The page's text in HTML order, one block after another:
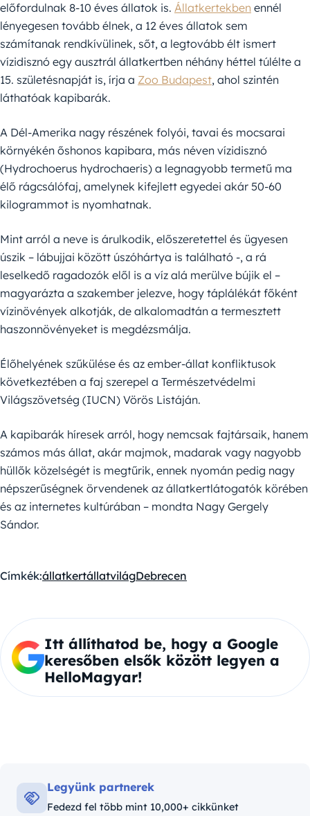
előfordulnak 8-10 éves állatok is. Állatkertekben ennél
lényegesen tovább élnek, a 12 éves állatok sem
számítanak rendkívülinek, sőt, a legtovább élt ismert
vízidisznó egy ausztrál állatkertben néhány héttel túlélte a
15. születésnapját is, írja a Zoo Budapest, ahol szintén
láthatóak kapibarák.
A Dél-Amerika nagy részének folyói, tavai és mocsarai
környékén őshonos kapibara, más néven vízidisznó
(Hydrochoerus hydrochaeris) a legnagyobb termetű ma
élő rágcsálófaj, amelynek kifejlett egyedei akár 50-60
kilogrammot is nyomhatnak.
Mint arról a neve is árulkodik, előszeretettel és ügyesen
úszik – lábujjai között úszóhártya is található -, a rá
leselkedő ragadozók elől is a víz alá merülve bújik el –
magyarázta a szakember jelezve, hogy táplálékát főként
vízinövények alkotják, de alkalomadtán a termesztett
haszonnövényeket is megdézsmálja.
Élőhelyének szűkülése és az ember-állat konfliktusok
következtében a faj szerepel a Természetvédelmi
Világszövetség (IUCN) Vörös Listáján.
A kapibarák híresek arról, hogy nemcsak fajtársaik, hanem
számos más állat, akár majmok, madarak vagy nagyobb
hüllők közelségét is megtűrik, ennek nyomán pedig nagy
népszerűségnek örvendenek az állatkertlátogatók körében
és az internetes kultúrában – mondta Nagy Gergely
Sándor.
Címkék:állatkertállatvilágDebrecen
Itt állíthatod be, hogy a Google
keresőben elsők között legyen a
HelloMagyar!
Legyünk partnerek
Fedezd fel több mint 10,000+ cikkünket